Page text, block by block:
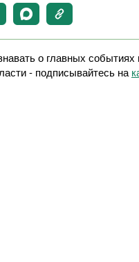
о главных событиях
- подписывайтесь на